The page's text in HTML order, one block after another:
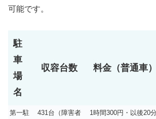
可能です。
駐
車
場
名
収容台数 料金（普通車）
第一駐
431台（障害者
1時間300円・以後20